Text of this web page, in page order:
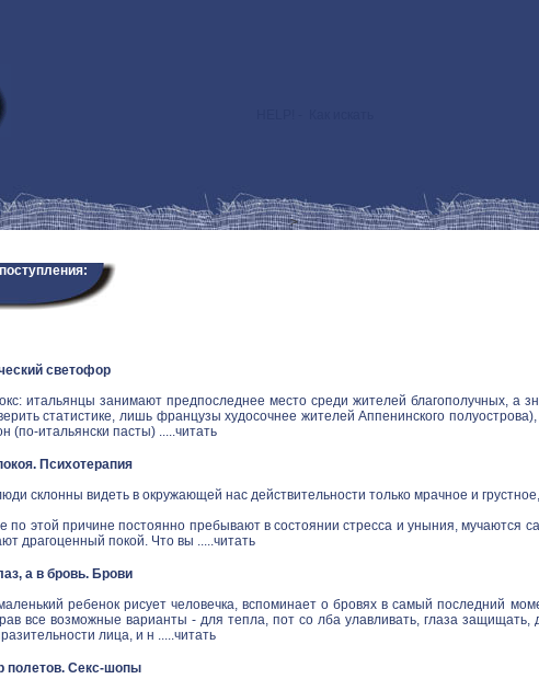
>
светофор
итальянцы занимают предпоследнее место среди жителей благополучных, а
статистике, лишь французы худосочнее жителей Аппенинского
(по-итальянски пасты) .....читать
Психотерапия
склонны видеть в окружающей нас действительности только мрачное и
по этой причине постоянно пребывают в состоянии стресса и уныния, мучаются
драгоценный покой. Что вы .....читать
а в бровь. Брови
ребенок рисует человечка, вспоминает о бровях в самый последний
все возможные варианты - для тепла, пот со лба улавливать, глаза
лица, и н .....читать
полетов. Секс-шопы